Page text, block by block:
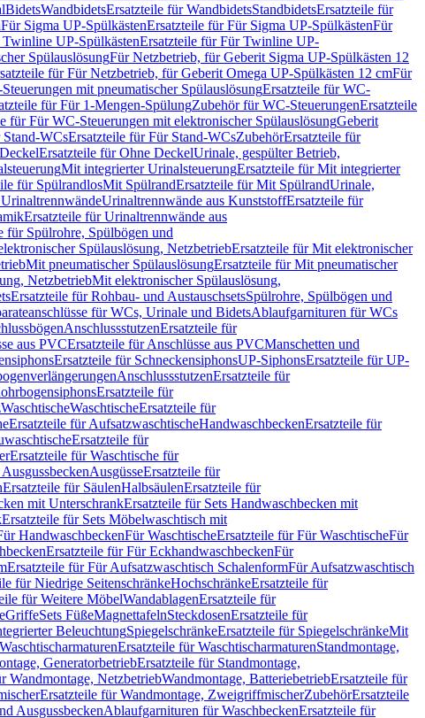
BidetsWandbidetsErsatzteile für WandbidetsStandbidetsErsatzteile für
Für Sigma UP-SpülkästenErsatzteile für Für Sigma UP-SpülkästenFür
UP-SpülkästenErsatzteile für Für Twinline UP-
SpülauslösungFür Netzbetrieb, für Geberit Sigma UP-Spülkästen 12
für Für Netzbetrieb, für Geberit Omega UP-Spülkästen 12 cmFür
mit pneumatischer SpülauslösungErsatzteile für WC-
für Für 1-Mengen-SpülungZubehör für WC-SteuerungenErsatzteile
für Für WC-Steuerungen mit elektronischer SpülauslösungGeberit
Stand-WCsErsatzteile für Für Stand-WCsZubehörErsatzteile für
Ersatzteile für Ohne DeckelUrinale, gespülter Betrieb,
Mit integrierter UrinalsteuerungErsatzteile für Mit integrierter
für SpülrandlosMit SpülrandErsatzteile für Mit SpülrandUrinale,
Urinaltrennwände aus KunststoffErsatzteile für
Ersatzteile für Urinaltrennwände aus
für Spülrohre, Spülbögen und
Spülauslösung, NetzbetriebErsatzteile für Mit elektronischer
Mit pneumatischer SpülauslösungErsatzteile für Mit pneumatischer
NetzbetriebMit elektronischer Spülauslösung,
Ersatzteile für Rohbau- und AustauschsetsSpülrohre, Spülbögen und
für WCs, Urinale und BidetsAblaufgarnituren für WCs
AnschlussstutzenErsatzteile für
aus PVCErsatzteile für Anschlüsse aus PVCManschetten und
Ersatzteile für SchneckensiphonsUP-SiphonsErsatzteile für UP-
AnschlussstutzenErsatzteile für
Ersatzteile für
WaschtischeWaschtischeErsatzteile für
Ersatzteile für AufsatzwaschtischeHandwaschbeckenErsatzteile für
Ersatzteile für
Ersatzteile für Waschtische für
AusgüsseErsatzteile für
Ersatzteile für SäulenHalbsäulenErsatzteile für
mit UnterschrankErsatzteile für Sets Handwaschbecken mit
Ersatzteile für Sets Möbelwaschtisch mit
HandwaschbeckenFür WaschtischeErsatzteile für Für WaschtischeFür
Ersatzteile für Für EckhandwaschbeckenFür
Ersatzteile für Für Aufsatzwaschtisch SchalenformFür Aufsatzwaschtisch
für Niedrige SeitenschränkeHochschränkeErsatzteile für
für Weitere MöbelWandablagenErsatzteile für
GriffeSets FüßeMagnettafelnSteckdosenErsatzteile für
BeleuchtungSpiegelschränkeErsatzteile für SpiegelschränkeMit
WaschtischarmaturenErsatzteile für WaschtischarmaturenStandmontage,
GeneratorbetriebErsatzteile für Standmontage,
Wandmontage, NetzbetriebWandmontage, BatteriebetriebErsatzteile für
Ersatzteile für Wandmontage, ZweigriffmischerZubehörErsatzteile
AusgussbeckenAblaufgarnituren für WaschbeckenErsatzteile für